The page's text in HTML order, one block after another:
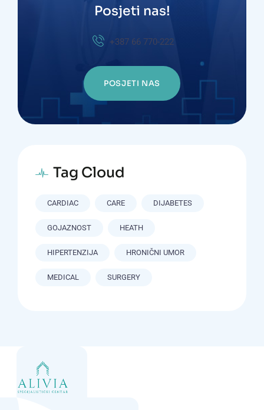
Posjeti nas!
+387 66 770-222
POSJETI NAS
Tag Cloud
CARDIAC CARE DIJABETES
GOJAZNOST HEATH
HIPERTENZIJA HRONIČNI UMOR
MEDICAL SURGERY